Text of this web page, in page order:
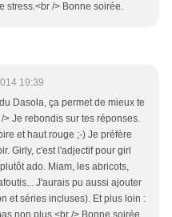
stress.<br /> Bonne soirée.
19:39
Dasola, ça permet de mieux te
> Je rebondis sur tes réponses.
et haut rouge ;-) Je préfère
Girly, c'est l'adjectif pour girl
ado. Miam, les abricots,
J'aurais pu aussi ajouter
et séries incluses). Et plus loin :
non plus.<br /> Bonne soirée